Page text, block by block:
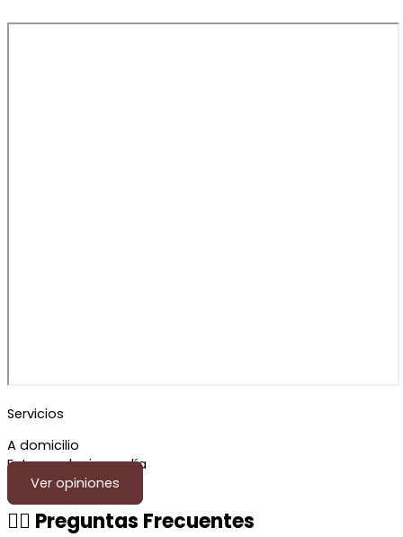
Servicios
A domicilio
Entrega el mismo día
Ver opiniones
🙋‍♂️ Preguntas Frecuentes